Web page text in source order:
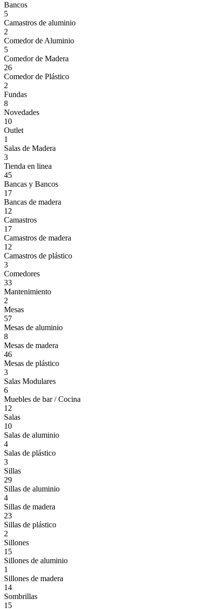
Bancos
5
Camastros de aluminio
2
Comedor de Aluminio
5
Comedor de Madera
26
Comedor de Plástico
2
Fundas
8
Novedades
10
Outlet
1
Salas de Madera
3
Tienda en linea
45
Bancas y Bancos
17
Bancas de madera
12
Camastros
17
Camastros de madera
12
Camastros de plástico
3
Comedores
33
Mantenimiento
2
Mesas
57
Mesas de aluminio
8
Mesas de madera
46
Mesas de plástico
3
Salas Modulares
6
Muebles de bar / Cocina
12
Salas
10
Salas de aluminio
4
Salas de plástico
3
Sillas
29
Sillas de aluminio
4
Sillas de madera
23
Sillas de plástico
2
Sillones
15
Sillones de aluminio
1
Sillones de madera
14
Sombrillas
15